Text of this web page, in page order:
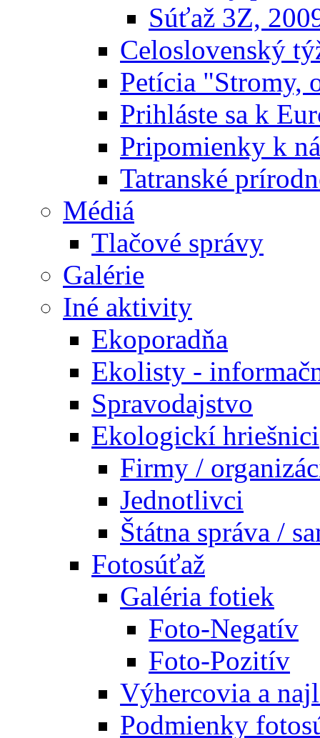
Súťaž 3Z,
Celoslovenský
Petícia "Stromy,
Prihláste sa k
Pripomienky k
Tatranské
Médiá
Tlačové správy
Galérie
Iné aktivity
Ekoporadňa
Ekolisty -
Spravodajstvo
Ekologickí hriešnici
Firmy /
Jednotlivci
Štátna správa /
Fotosúťaž
Galéria fotiek
Foto-Negatív
Foto-Pozitív
Výhercovia a
Podmienky